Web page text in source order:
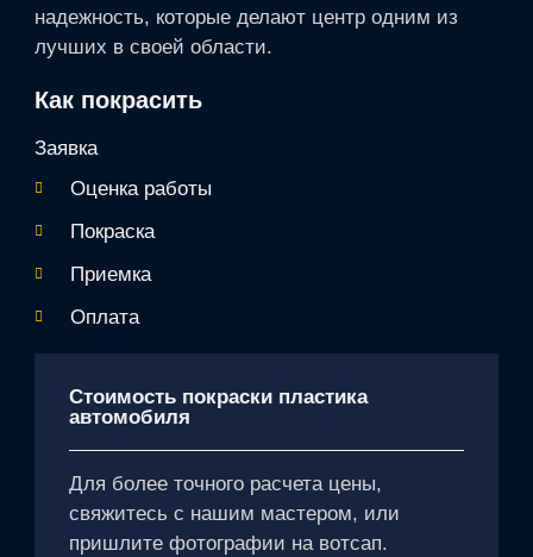
надежность, которые делают центр одним из
лучших в своей области.
Как покрасить
Заявка
Оценка работы
Покраска
Приемка
Оплата
Стоимость покраски пластика
автомобиля
Для более точного расчета цены,
свяжитесь с нашим мастером, или
пришлите фотографии на вотсап.